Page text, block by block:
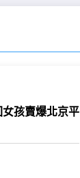
孩賣爆北京平